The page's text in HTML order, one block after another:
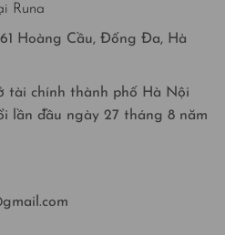
Runa
Hoàng Cầu, Đống Đa, Hà
tài chính thành phố Hà Nội
lần đầu ngày 27 tháng 8 năm